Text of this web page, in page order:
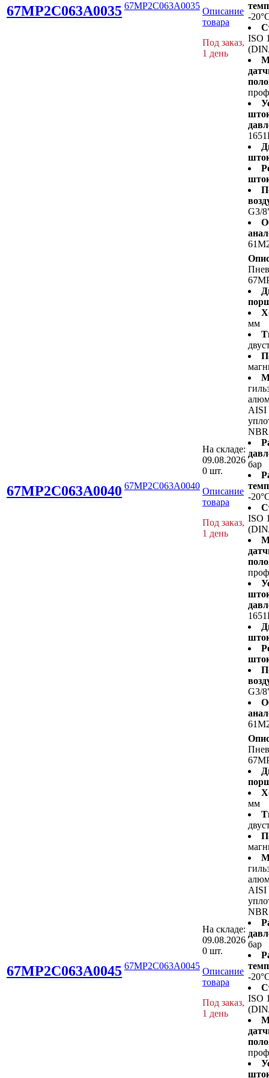
67MP2C063A0035 67MP2C063A0035
Описание
товара
Под заказ,
1 день
-
ISO
G3/
67MP2C063A0040 67MP2C063A0040
На складе:
09.08.2026
0 шт.
Описание
товара
Под заказ,
1 день
мм
AISI
NBR
бар
-
ISO
G3/
67MP2C063A0045 67MP2C063A0045
На складе:
09.08.2026
0 шт.
Описание
товара
Под заказ,
1 день
мм
AISI
NBR
бар
-
ISO